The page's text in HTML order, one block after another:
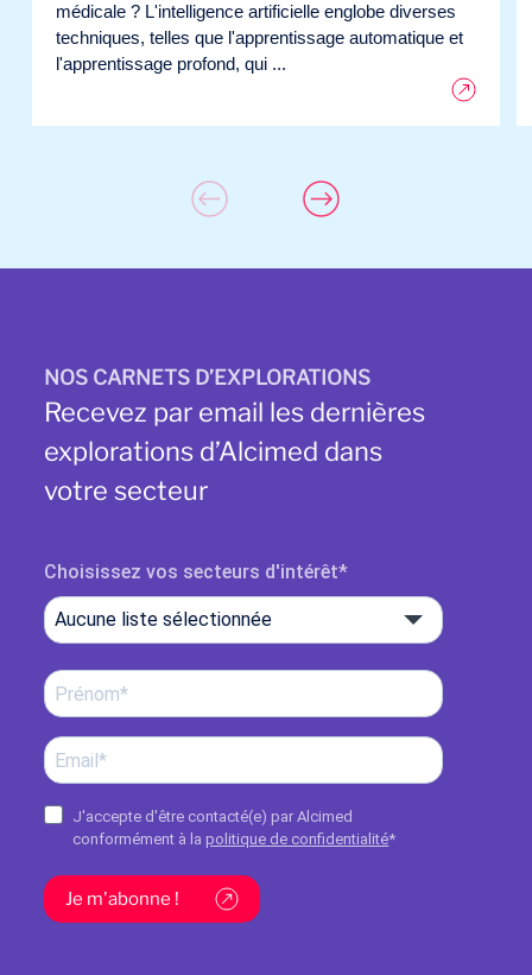
médicale ? L'intelligence artificielle englobe diverses
techniques, telles que l'apprentissage automatique et
l'apprentissage profond, qui ...
NOS CARNETS D’EXPLORATIONS
Recevez par email les dernières
explorations d’Alcimed dans
votre secteur
Choisissez vos secteurs d'intérêt
Aucune liste sélectionnée
J'accepte d'être contacté(e) par Alcimed
conformément à la politique de confidentialité*
Je m'abonne !